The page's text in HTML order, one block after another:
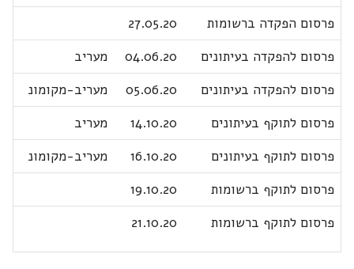
פרסום הפקדה ברשומות
27.05.20
פרסום להפקדה בעיתונים
04.06.20
מעריב
פרסום להפקדה בעיתונים
05.06.20
מעריב-מקומונ
פרסום לתוקף בעיתונים
14.10.20
מעריב
פרסום לתוקף בעיתונים
16.10.20
מעריב-מקומונ
פרסום לתוקף ברשומות
19.10.20
פרסום לתוקף ברשומות
21.10.20